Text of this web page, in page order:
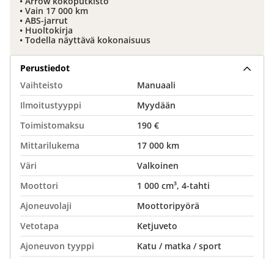
• Vain 17 000 km
• ABS-jarrut
• Huoltokirja
• Todella näyttävä kokonaisuus
Perustiedot
Vaihteisto
Manuaali
Ilmoitustyyppi
Myydään
Toimistomaksu
190 €
Mittarilukema
17 000 km
Väri
Valkoinen
Moottori
1 000 cm³, 4-tahti
Ajoneuvolaji
Moottoripyörä
Vetotapa
Ketjuveto
Ajoneuvon tyyppi
Katu / matka / sport